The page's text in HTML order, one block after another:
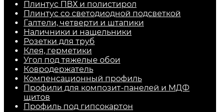
Плинтус ПВХ и полистирол
Плинтус со светодиодной подсветкой
Галтели, четверти и штапики
Наличники и нащельники
Розетки для труб
Клея, герметики
Угол под тяжелые обои
Ковродержатель
Компенсационный профиль
Профили для композит-панелей и МДФ
щитов
Профиль под гипсокартон